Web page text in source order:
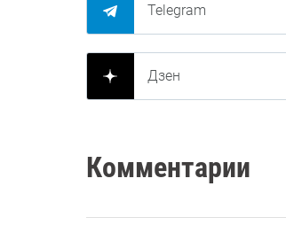
Telegram
Дзен
Комментарии